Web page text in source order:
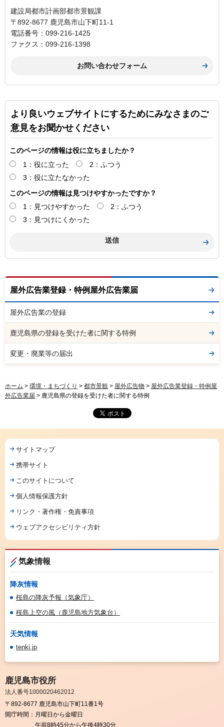
建設局都市計画部都市景観課
〒892-8677 鹿児島市山下町11-1
電話番号：099-216-1425
ファクス：099-216-1398
より良いウェブサイトにするためにみなさまのご
意見をお聞かせください
このページの情報は役に立ちましたか？
1：役に立った
2：ふつう
3：役に立たなかった
このページの情報は見つけやすかったですか？
1：見つけやすかった
2：ふつう
3：見つけにくかった
屋外広告業登録・特例屋外広告業届
屋外広告業の登録
鹿児島県の登録を受けた者に関する特例
変更・廃業等の届出
ホーム > 環境・まちづくり > 都市景観 > 屋外広告物 > 屋外広告業登録・特例屋
外広告業届 > 鹿児島県の登録を受けた者に関する特例
サイトマップ
携帯サイト
このサイトについて
個人情報保護方針
リンク・著作権・免責事項
ウェブアクセシビリティ方針
気象情報
降灰情報
桜島の降灰予報（気象庁）
桜島上空の風（鹿児島地方気象台）
天気情報
tenki.jp
鹿児島市役所
法人番号1000020462012
〒892-8677 鹿児島市山下町11番1号
開庁時間： 月曜日から金曜日
午前8時45分から午後4時30分